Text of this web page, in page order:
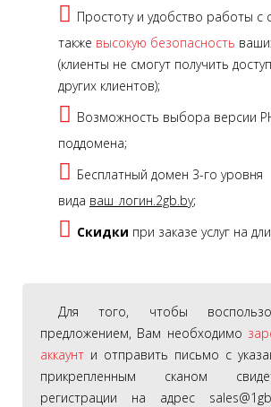
Простоту и удобство работы с
также высокую безопасность
(клиенты не смогут получить
других клиентов);
Возможность выбора версии
поддомена;
Бесплатный домен 3-го уровня
вида ваш_логин.2gb.by;
Скидки при заказе услуг на
Для того, чтобы
предложением, Вам необходимо
аккаунт и отправить письмо с
прикрепленным сканом
регистрации на адрес